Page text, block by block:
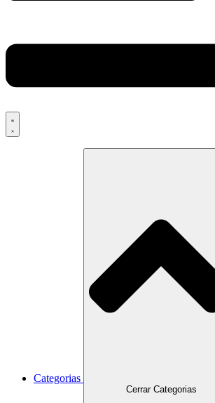
Categorias
Cerrar Categorias